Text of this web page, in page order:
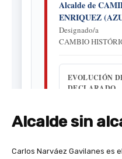
Alcalde sin
Carlos Narváez Gavilanes es